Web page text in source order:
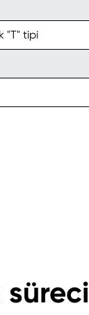
"T" tipi
süreci